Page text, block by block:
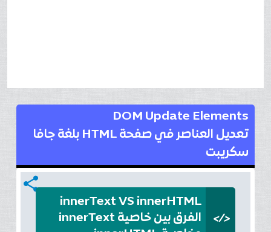
DOM Update Elements
تعديل العناصر في صفحة HTML بلغة جافا
سكريبت
share
</>
innerText VS innerHTML
الفرق بين خاصية innerText